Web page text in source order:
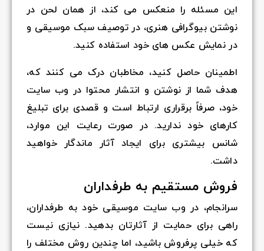
این مسئله را منعکس می کند، از همان لحن در
نوشتن بیوگرافی هنری، در توصیف سبک موسیقی و
در نمایش عکس های خود استفاده کنید.
اطمینان حاصل کنید، مخاطبان درک می کنند که،
هدف شما از نوشتن و انتشار محتوا در وب سایت
خود، صرفاً برقراری ارتباط است و قصدی برای تبلیغ
کارهای خود ندارید. در صورت رعایت این موارد،
شانس بیشتری برای ایجاد آثار ماندگار خواهید
داشت.
فروش مستقیم به طرفداران
سرانجام، در وب سایت موسیقی خود به طرفداران،
راهی برای حمایت از آثارتان بدهید. نیازی نیست
که خیلی پرفروش باشید، اما چندین روش مختلف را